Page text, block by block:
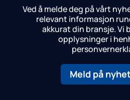
Ved å melde deg på vårt
relevant informasjon
akkurat din bransje.Vi
opplysninger i
Meld på